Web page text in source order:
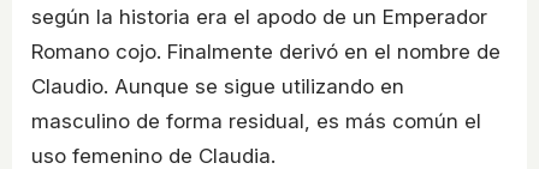
según la historia era el apodo de un Emperador
Romano cojo. Finalmente derivó en el nombre de
Claudio. Aunque se sigue utilizando en
masculino de forma residual, es más común el
uso femenino de Claudia.